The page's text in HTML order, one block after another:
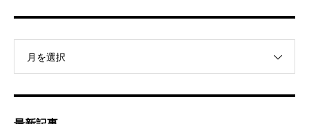
月を選択